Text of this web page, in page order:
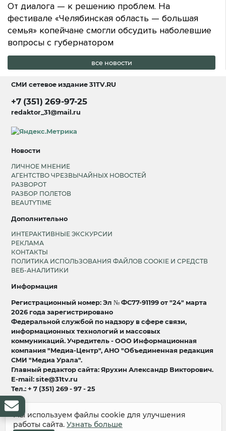
От диалога — к решению проблем. На
фестивале «Челябинская область — большая
семья» копейчане смогли обсудить наболевшие
вопросы с губернатором
все новости
СМИ сетевое издание31TV.RU
+7 (351) 269-97-25
redaktor_31@mail.ru
Новости
ЛИЧНОЕ МНЕНИЕ
АГЕНТСТВО ЧРЕЗВЫЧАЙНЫХ НОВОСТЕЙ
РАЗВОРОТ
РАЗБОР ПОЛЕТОВ
BEAUTYTIME
Дополнительно
ИНТЕРАКТИВНЫЕ ЭКСКУРСИИ
РЕКЛАМА
КОНТАКТЫ
ПОЛИТИКА ИСПОЛЬЗОВАНИЯ ФАЙЛОВ COOKIE И СРЕДСТВ
ВЕБ-АНАЛИТИКИ
Информация
Регистрационный номер: Эл № ФС77-91199 от "24" марта
2026 года зарегистрировано
Федеральной службой по надзору в сфере связи,
информационных технологий и массовых
коммуникаций. Учредитель - ООО Информационная
компания "Медиа-Центр", АНО "Объединенная редакция
СМИ "Медиа Урала".
Главный редактор сайта: Ярухин Александр Викторович.
E-mail: site@31tv.ru
Тел.: + 7 (351) 269 - 97 - 25
18+
© 2008-2026 Все права защищены
Мы используем файлы cookie для улучшения
работы сайта. Узнать больше